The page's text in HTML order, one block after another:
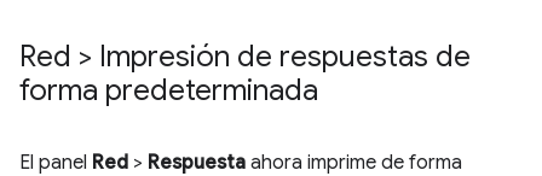
Red > Impresión de respuestas de
forma predeterminada
El panel Red > Respuesta ahora imprime de forma